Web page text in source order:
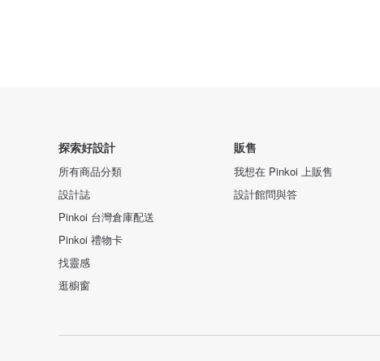
探索好設計
所有商品分類
設計誌
Pinkoi 台灣倉庫配送
Pinkoi 禮物卡
找靈感
逛櫥窗
販售
我想在 Pinkoi 上販售
設計館問與答